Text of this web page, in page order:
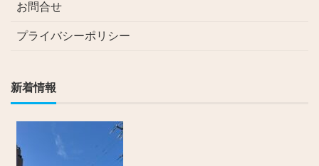
お問合せ
プライバシーポリシー
新着情報